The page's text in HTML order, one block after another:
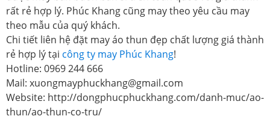
rất rẻ hợp lý. Phúc Khang cũng may theo yêu cầu may
theo mẫu của quý khách.
Chi tiết liên hệ đặt may áo thun đẹp chất lượng giá thành
rẻ hợp lý tại công ty may Phúc Khang!
Hotline: 0969 244 666
Mail: xuongmayphuckhang@gmail.com
Website: http://dongphucphuckhang.com/danh-muc/ao-
thun/ao-thun-co-tru/